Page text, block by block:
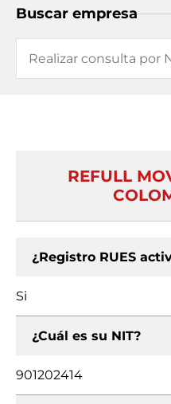
Buscar empresa
REFULL
¿Registro RUES
Si
¿Cuál es su NIT?
901202414